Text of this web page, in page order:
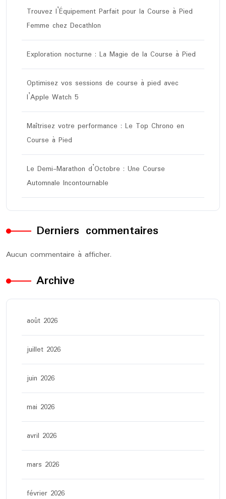
Trouvez l’Équipement Parfait pour la Course à Pied
Femme chez Decathlon
Exploration nocturne : La Magie de la Course à Pied
Optimisez vos sessions de course à pied avec
l’Apple Watch 5
Maîtrisez votre performance : Le Top Chrono en
Course à Pied
Le Demi-Marathon d’Octobre : Une Course
Automnale Incontournable
Derniers commentaires
Aucun commentaire à afficher.
Archive
août 2026
juillet 2026
juin 2026
mai 2026
avril 2026
mars 2026
février 2026